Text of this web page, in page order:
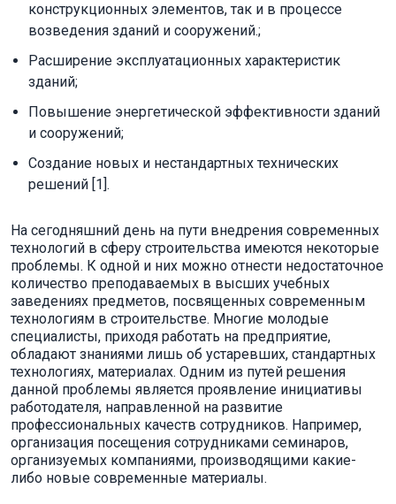
конструкционных элементов, так и в процессе
возведения зданий и сооружений.;
Расширение эксплуатационных характеристик
зданий;
Повышение энергетической эффективности зданий
и сооружений;
Создание новых и нестандартных технических
решений [1].
На сегодняшний день на пути внедрения современных
технологий в сферу строительства имеются некоторые
проблемы. К одной и них можно отнести недостаточное
количество преподаваемых в высших учебных
заведениях предметов, посвященных современным
технологиям в строительстве. Многие молодые
специалисты, приходя работать на предприятие,
обладают знаниями лишь об устаревших, стандартных
технологиях, материалах. Одним из путей решения
данной проблемы является проявление инициативы
работодателя, направленной на развитие
профессиональных качеств сотрудников. Например,
организация посещения сотрудниками семинаров,
организуемых компаниями, производящими какие-
либо новые современные материалы.